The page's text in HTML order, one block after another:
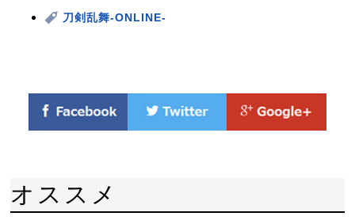
刀剣乱舞-ONLINE-
オススメ